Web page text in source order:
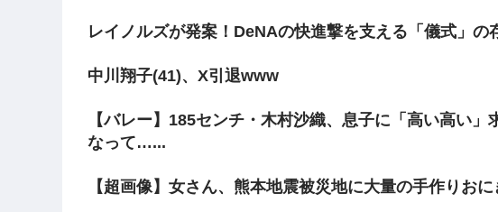
レイノルズが発案！DeNAの快進撃を支える「儀式」の
中川翔子(41)、X引退www
【バレー】185センチ・木村沙織、息子に「高い高い
なって…...
【超画像】女さん、熊本地震被災地に大量の手作りお